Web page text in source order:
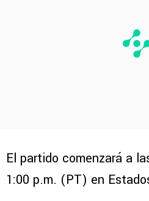
El partido comenzará a
1:00 p.m. (PT) en